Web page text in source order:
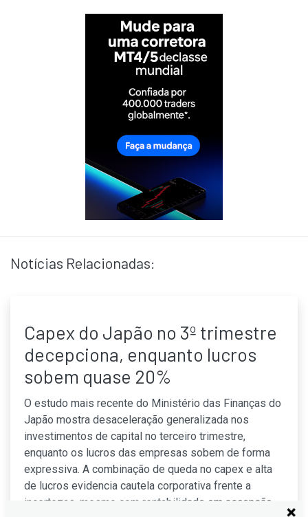
Notícias Relacionadas:
Capex do Japão no 3º trimestre
decepciona, enquanto lucros
sobem quase 20%
O estudo mais recente do Ministério das Finanças do
Japão mostra desaceleração generalizada nos
investimentos de capital no terceiro trimestre,
enquanto os lucros das empresas sobem de forma
expressiva. A combinação de queda no capex e alta
de lucros evidencia cautela corporativa frente a
incertezas, mesmo com rentabilidade em ascensão.